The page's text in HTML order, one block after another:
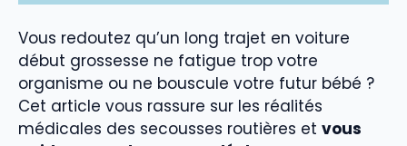
Vous redoutez qu’un long trajet en voiture
début grossesse ne fatigue trop votre
organisme ou ne bouscule votre futur bébé ?
Cet article vous rassure sur les réalités
médicales des secousses routières et vous